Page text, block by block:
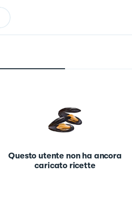
Questo utente non ha ancora
caricato ricette